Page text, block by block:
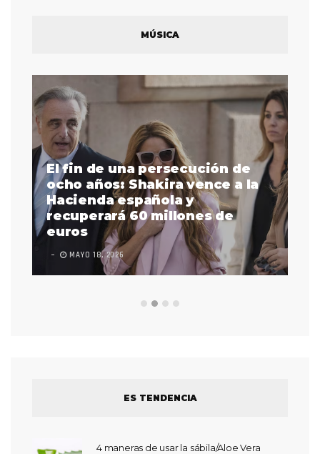
MÚSICA
El fin de una persecución de
ocho años: Shakira vence a la
Hacienda española y
recuperará 60 millones de
euros
MAYO 18, 2026
ES TENDENCIA
4 maneras de usar la sábila/Aloe Vera